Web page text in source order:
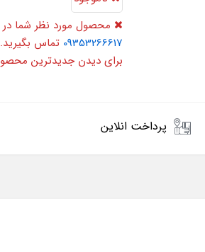
محصول مورد نظر شما
09353266617 تماس بگیرید.
برای دیدن جدیدترین
پرداخت انلاین